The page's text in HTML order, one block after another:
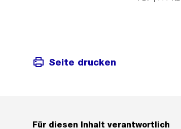
Seite drucken
Für diesen Inhalt verantwortlich